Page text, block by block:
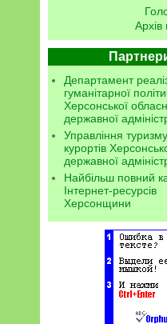
Архів
Департамент
гуманітарної
Херсонської
державної
Управління
курортів
державної
Найбільш повний
Інтернет-ресурсів
Херсонщини